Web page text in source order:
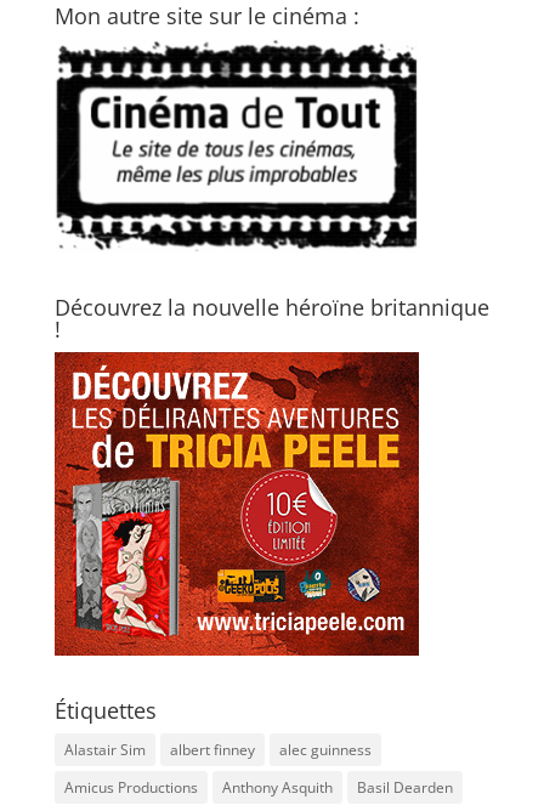
Mon autre site sur le cinéma :
Découvrez la nouvelle héroïne britannique
!
Étiquettes
Alastair Sim albert finney
alec guinness
Amicus Productions
Anthony Asquith
Basil Dearden